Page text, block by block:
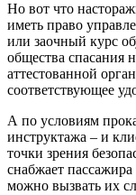
Но вот что
иметь право
или заочный курс
общества
аттестованной
соответствующее
А по условиям
инструктажа – и
точки зрения
снабжает
можно вызвать их